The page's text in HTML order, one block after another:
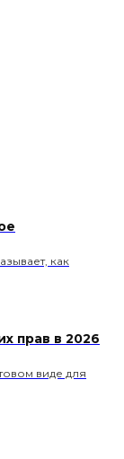
как
прав в 2026
виде для